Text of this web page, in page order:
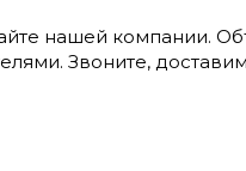
нашей компании.
Звоните,